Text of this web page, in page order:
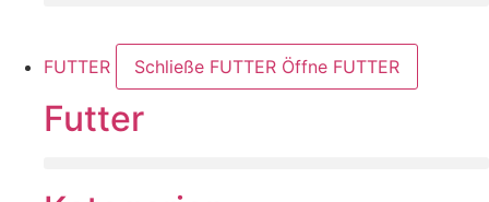
FUTTER Schließe FUTTER Öffne FUTTER
Futter